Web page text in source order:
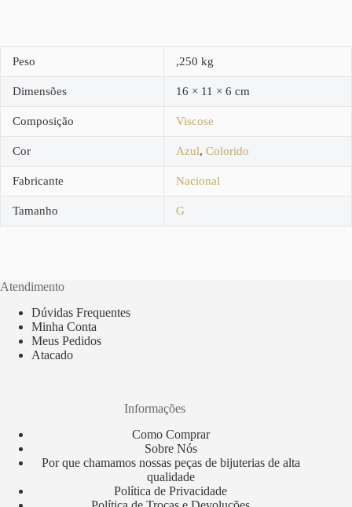
Peso ,250 kg
Dimensões 16 × 11 × 6 cm
Composição Viscose
Cor Azul, Colorido
Fabricante Nacional
Tamanho G
Atendimento
Dúvidas Frequentes
Minha Conta
Meus Pedidos
Atacado
Informações
Como Comprar
Sobre Nós
Por que chamamos nossas peças de bijuterias de alta
qualidade
Política de Privacidade